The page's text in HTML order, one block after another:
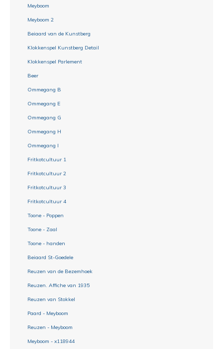
Meyboom
Meyboom 2
Beiaard van de Kunstberg
Klokkenspel Kunstberg Detail
Klokkenspel Parlement
Beer
Ommegang B
Ommegang E
Ommegang G
Ommegang H
Ommegang I
Fritkotcultuur 1
Fritkotcultuur 2
Fritkotcultuur 3
Fritkotcultuur 4
Toone - Poppen
Toone - Zaal
Toone - handen
Beiaard St-Goedele
Reuzen van de Bezemhoek
Reuzen. Affiche van 1935
Reuzen van Stokkel
Paard - Meyboom
Reuzen - Meyboom
Meyboom - x118944